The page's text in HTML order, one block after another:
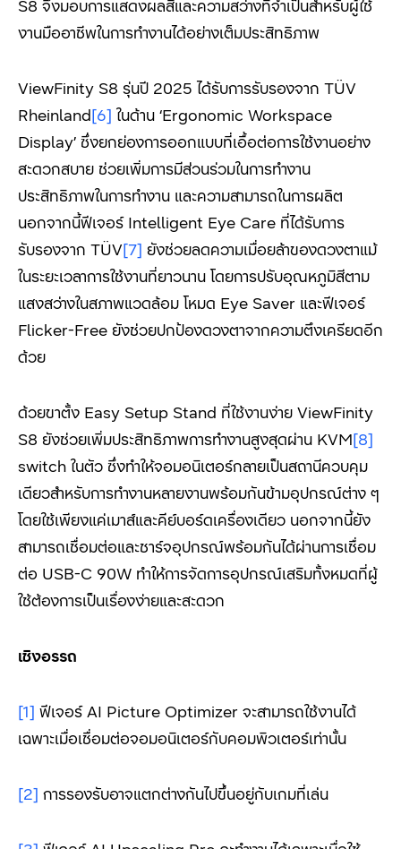
S8 จึงมอบการแสดงผลสีและความสว่างที่จำเป็นสำหรับผู้ใช้
งานมืออาชีพในการทำงานได้อย่างเต็มประสิทธิภาพ
ViewFinity S8 รุ่นปี 2025 ได้รับการรับรองจาก TÜV
Rheinland[6] ในด้าน ‘Ergonomic Workspace
Display’ ซึ่งยกย่องการออกแบบที่เอื้อต่อการใช้งานอย่าง
สะดวกสบาย ช่วยเพิ่มการมีส่วนร่วมในการทำงาน
ประสิทธิภาพในการทำงาน และความสามารถในการผลิต
นอกจากนี้ฟีเจอร์ Intelligent Eye Care ที่ได้รับการ
รับรองจาก TÜV[7] ยังช่วยลดความเมื่อยล้าของดวงตาแม้
ในระยะเวลาการใช้งานที่ยาวนาน โดยการปรับอุณหภูมิสีตาม
แสงสว่างในสภาพแวดล้อม โหมด Eye Saver และฟีเจอร์
Flicker-Free ยังช่วยปกป้องดวงตาจากความตึงเครียดอีก
ด้วย
ด้วยขาตั้ง Easy Setup Stand ที่ใช้งานง่าย ViewFinity
S8 ยังช่วยเพิ่มประสิทธิภาพการทำงานสูงสุดผ่าน KVM[8]
switch ในตัว ซึ่งทำให้จอมอนิเตอร์กลายเป็นสถานีควบคุม
เดียวสำหรับการทำงานหลายงานพร้อมกันข้ามอุปกรณ์ต่าง ๆ
โดยใช้เพียงแค่เมาส์และคีย์บอร์ดเครื่องเดียว นอกจากนี้ยัง
สามารถเชื่อมต่อและชาร์จอุปกรณ์พร้อมกันได้ผ่านการเชื่อม
ต่อ USB-C 90W ทำให้การจัดการอุปกรณ์เสริมทั้งหมดที่ผู้
ใช้ต้องการเป็นเรื่องง่ายและสะดวก
เชิงอรรถ
[1] ฟีเจอร์ AI Picture Optimizer จะสามารถใช้งานได้
เฉพาะเมื่อเชื่อมต่อจอมอนิเตอร์กับคอมพิวเตอร์เท่านั้น
[2] การรองรับอาจแตกต่างกันไปขึ้นอยู่กับเกมที่เล่น